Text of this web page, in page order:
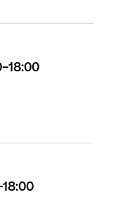
18:00
18:00